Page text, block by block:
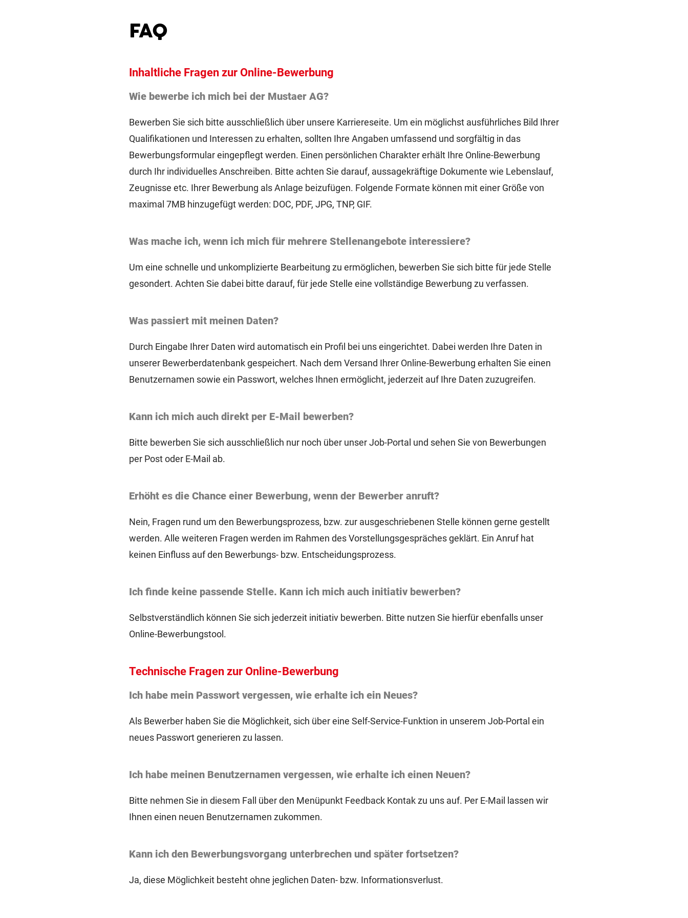
FAQ
Inhaltliche Fragen zur Online-Bewerbung
Wie bewerbe ich mich bei der Mustaer AG?
Bewerben Sie sich bitte ausschließlich über unsere Karriereseite. Um ein möglichst ausführliches Bild Ihrer
Qualifikationen und Interessen zu erhalten, sollten Ihre Angaben umfassend und sorgfältig in das
Bewerbungsformular eingepflegt werden. Einen persönlichen Charakter erhält Ihre Online-Bewerbung
durch Ihr individuelles Anschreiben. Bitte achten Sie darauf, aussagekräftige Dokumente wie Lebenslauf,
Zeugnisse etc. Ihrer Bewerbung als Anlage beizufügen. Folgende Formate können mit einer Größe von
maximal 7MB hinzugefügt werden: DOC, PDF, JPG, TNP, GIF.
Was mache ich, wenn ich mich für mehrere Stellenangebote interessiere?
Um eine schnelle und unkomplizierte Bearbeitung zu ermöglichen, bewerben Sie sich bitte für jede Stelle
gesondert. Achten Sie dabei bitte darauf, für jede Stelle eine vollständige Bewerbung zu verfassen.
Was passiert mit meinen Daten?
Durch Eingabe Ihrer Daten wird automatisch ein Profil bei uns eingerichtet. Dabei werden Ihre Daten in
unserer Bewerberdatenbank gespeichert. Nach dem Versand Ihrer Online-Bewerbung erhalten Sie einen
Benutzernamen sowie ein Passwort, welches Ihnen ermöglicht, jederzeit auf Ihre Daten zuzugreifen.
Kann ich mich auch direkt per E-Mail bewerben?
Bitte bewerben Sie sich ausschließlich nur noch über unser Job-Portal und sehen Sie von Bewerbungen
per Post oder E-Mail ab.
Erhöht es die Chance einer Bewerbung, wenn der Bewerber anruft?
Nein, Fragen rund um den Bewerbungsprozess, bzw. zur ausgeschriebenen Stelle können gerne gestellt
werden. Alle weiteren Fragen werden im Rahmen des Vorstellungsgespräches geklärt. Ein Anruf hat
keinen Einfluss auf den Bewerbungs- bzw. Entscheidungsprozess.
Ich finde keine passende Stelle. Kann ich mich auch initiativ bewerben?
Selbstverständlich können Sie sich jederzeit initiativ bewerben. Bitte nutzen Sie hierfür ebenfalls unser
Online-Bewerbungstool.
Technische Fragen zur Online-Bewerbung
Ich habe mein Passwort vergessen, wie erhalte ich ein Neues?
Als Bewerber haben Sie die Möglichkeit, sich über eine Self-Service-Funktion in unserem Job-Portal ein
neues Passwort generieren zu lassen.
Ich habe meinen Benutzernamen vergessen, wie erhalte ich einen Neuen?
Bitte nehmen Sie in diesem Fall über den Menüpunkt Feedback Kontak zu uns auf. Per E-Mail lassen wir
Ihnen einen neuen Benutzernamen zukommen.
Kann ich den Bewerbungsvorgang unterbrechen und später fortsetzen?
Ja, diese Möglichkeit besteht ohne jeglichen Daten- bzw. Informationsverlust.